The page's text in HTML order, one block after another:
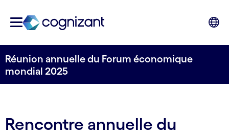
Réunion annuelle du Forum économique
mondial 2025
Rencontre annuelle du